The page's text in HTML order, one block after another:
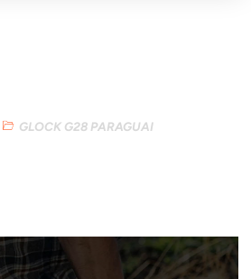
GLOCK G28 PARAGUAI